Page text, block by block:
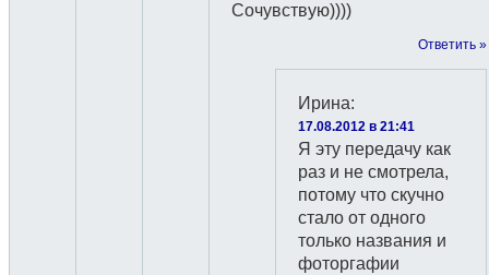
Сочувствую))))
Ответить »
Ирина:
17.08.2012 в 21:41
Я эту передачу как
раз и не смотрела,
потому что скучно
стало от одного
только названия и
фоторгафии